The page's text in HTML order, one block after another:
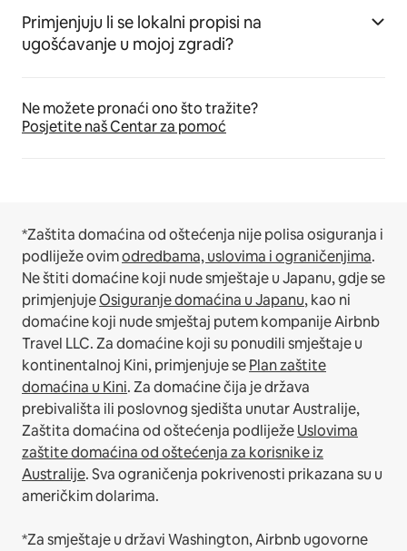
Primjenjuju li se lokalni propisi na
ugošćavanje u mojoj zgradi?
Ne možete pronaći ono što tražite?
Posjetite naš Centar za pomoć
*Zaštita domaćina od oštećenja nije polisa osiguranja i
podliježe ovimodredbama, uslovima i ograničenjima.
Ne štiti domaćine koji nude smještaje u Japanu, gdje se
primjenjujeOsiguranje domaćina u Japanu, kao ni
domaćine koji nude smještaj putem kompanije Airbnb
Travel LLC.Za domaćine koji su ponudili smještaje u
kontinentalnoj Kini, primjenjuje sePlan zaštite
domaćina u Kini.Za domaćine čija je država
prebivališta ili poslovnog sjedišta unutar Australije,
Zaštita domaćina od oštećenja podliježeUslovima
zaštite domaćina od oštećenja za korisnike iz
Australije. Sva ograničenja pokrivenosti prikazana su u
američkim dolarima.
*Za smještaje u državi Washington, Airbnb ugovorne